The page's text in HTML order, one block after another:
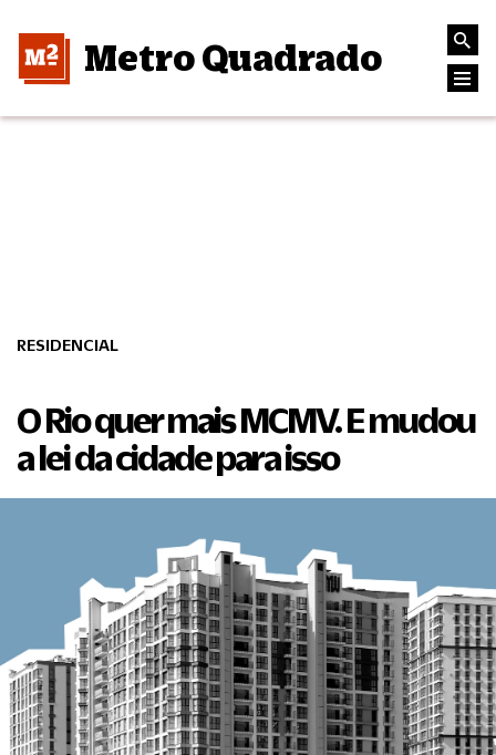
Metro Quadrado
RESIDENCIAL
O Rio quer mais MCMV. E mudou
a lei da cidade para isso